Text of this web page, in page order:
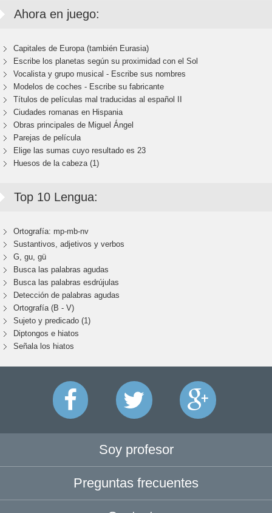
Ahora en juego:
Capitales de Europa (también Eurasia)
Escribe los planetas según su proximidad con el Sol
Vocalista y grupo musical - Escribe sus nombres
Modelos de coches - Escribe su fabricante
Títulos de películas mal traducidas al español II
Ciudades romanas en Hispania
Obras principales de Miguel Ángel
Parejas de película
Elige las sumas cuyo resultado es 23
Huesos de la cabeza (1)
Top 10 Lengua:
Ortografía: mp-mb-nv
Sustantivos, adjetivos y verbos
G, gu, gü
Busca las palabras agudas
Busca las palabras esdrújulas
Detección de palabras agudas
Ortografía (B - V)
Sujeto y predicado (1)
Diptongos e hiatos
Señala los hiatos
Soy profesor
Preguntas frecuentes